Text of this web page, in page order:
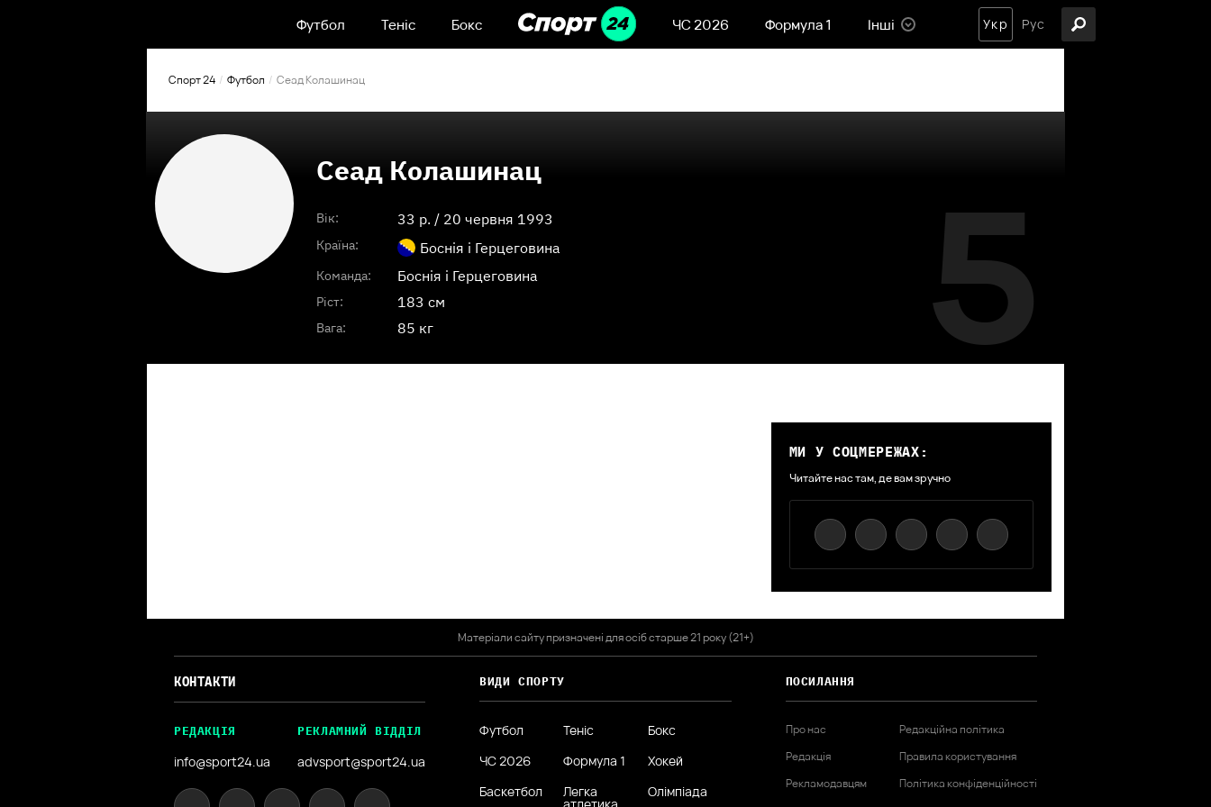
Футбол Теніс Бокс ЧС 2026 Формула 1 Інші Укр Рус
Спорт 24 Футбол Сеад Колашинац
Сеад Колашинац
Вік: 33 p. / 20 червня 1993
Країна: Боснія і Герцеговина
Команда: Боснія і Герцеговина
Ріст: 183 см
Вага: 85 кг 5
МИ У СОЦМЕРЕЖАХ:
Читайте нас там, де вам зручно
Матеріали сайту призначені для осіб старше 21 року (21+)
КОНТАКТИ
РЕДАКЦІЯ
info@sport24.ua
РЕКЛАМНИЙ ВІДДІЛ
advsport@sport24.ua
ВИДИ СПОРТУ
Футбол Теніс
Бокс
ЧС 2026
Формула 1
Хокей
Баскетбол
Легка Олімпіада
ПОСИЛАННЯ
Про нас
Редакція
Рекламодавцям
Редакційна політика
Правила користування
Політика конфіденційності